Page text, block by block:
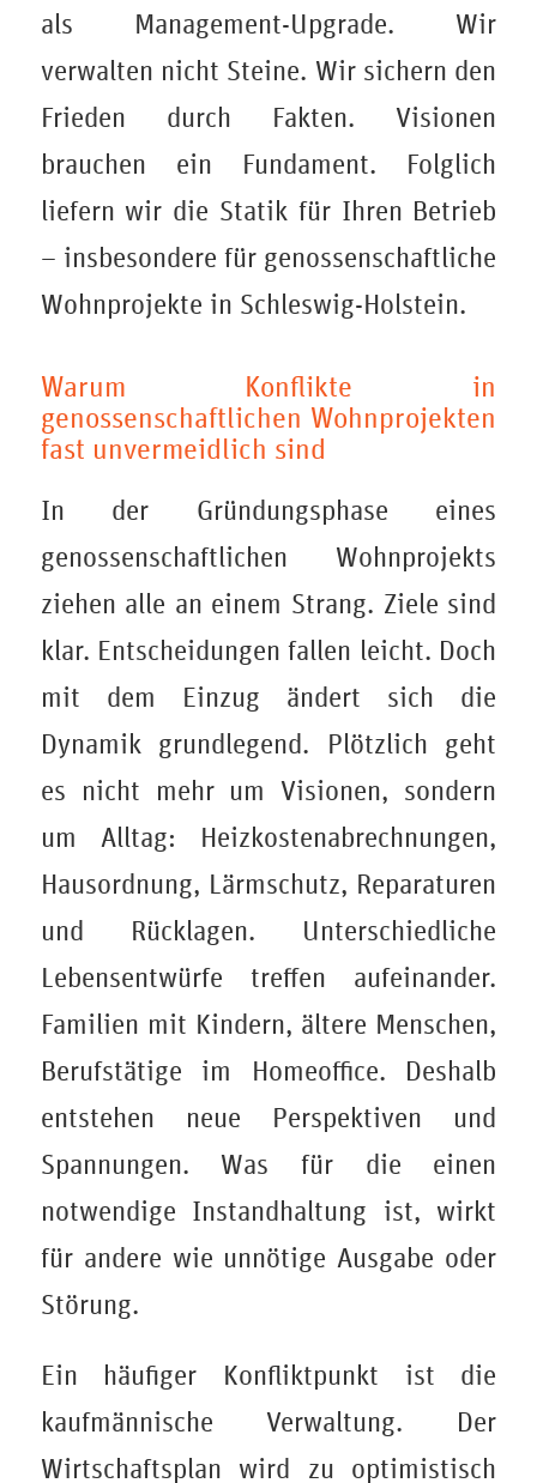
als Management-Upgrade. Wir
verwalten nicht Steine. Wir sichern den
Frieden durch Fakten. Visionen
brauchen ein Fundament. Folglich
liefern wir die Statik für Ihren Betrieb
– insbesondere für genossenschaftliche
Wohnprojekte in Schleswig-Holstein.
Warum Konflikte in
genossenschaftlichen Wohnprojekten
fast unvermeidlich sind
In der Gründungsphase eines
genossenschaftlichen Wohnprojekts
ziehen alle an einem Strang. Ziele sind
klar. Entscheidungen fallen leicht. Doch
mit dem Einzug ändert sich die
Dynamik grundlegend. Plötzlich geht
es nicht mehr um Visionen, sondern
um Alltag: Heizkostenabrechnungen,
Hausordnung, Lärmschutz, Reparaturen
und Rücklagen. Unterschiedliche
Lebensentwürfe treffen aufeinander.
Familien mit Kindern, ältere Menschen,
Berufstätige im Homeoffice. Deshalb
entstehen neue Perspektiven und
Spannungen. Was für die einen
notwendige Instandhaltung ist, wirkt
für andere wie unnötige Ausgabe oder
Störung.
Ein häufiger Konfliktpunkt ist die
kaufmännische Verwaltung. Der
Wirtschaftsplan wird zu optimistisch